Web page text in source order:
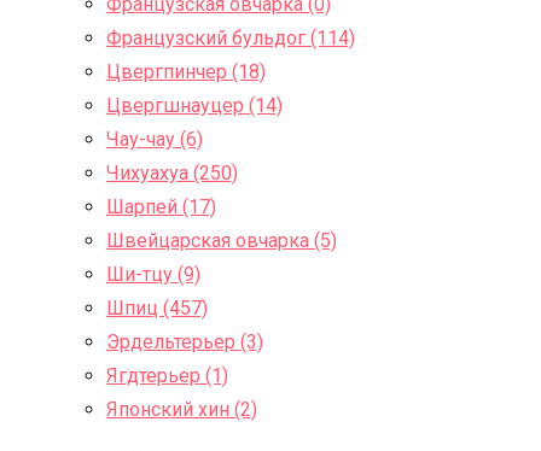
Французский бульдог (114)
Цвергпинчер (18)
Цвергшнауцер (14)
Чау-чау (6)
Чихуахуа (250)
Шарпей (17)
Швейцарская овчарка (5)
Ши-тцу (9)
Шпиц (457)
Эрдельтерьер (3)
Ягдтерьер (1)
Японский хин (2)